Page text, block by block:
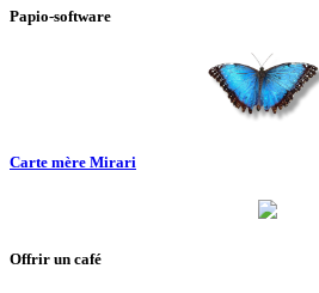
Papio-software
Carte mère Mirari
Offrir un café